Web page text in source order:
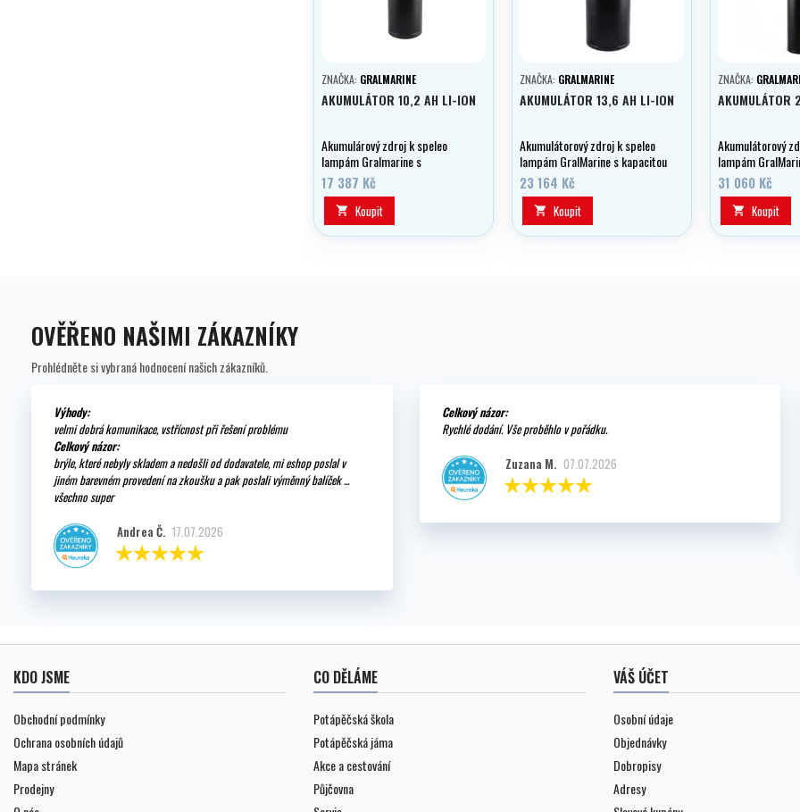
ZNAČKA: GRALMARINE
AKUMULÁTOR 10,2 AH LI-ION
Akumulárový zdroj k speleo
lampám Gralmarine s
kapacitou 10,2 Ah, bez
paměťového efektu, Li-Ion
17 387 Kč
 Koupit
ZNAČKA: GRALMARINE
AKUMULÁTOR 13,6 AH LI-ION
Akumulátorový zdroj k speleo
lampám GralMarine s kapacitou
13,6 Ah, bez paměťového
efektu, Li-Ion.
23 164 Kč
 Koupit
ZNAČKA:
Akumulátorový
lampám
23,8 Ah, bez
efektu, Li-Ion.
31 060 Kč
 Koupit
OVĚŘENO NAŠIMI ZÁKAZNÍKY
Prohlédněte si vybraná hodnocení našich zákazníků.
Výhody:
velmi dobrá komunikace, vstřícnost při řešení problému
Celkový názor:
brýle, které nebyly skladem a nedošli od dodavatele, mi eshop poslal v
jiném barevném provedení na zkoušku a pak poslali výměnný balíček ...
všechno super
Andrea Č. 17.07.2026
Celkový názor:
Rychlé dodání. Vše proběhlo v pořádku.
Zuzana M. 07.07.2026
KDO JSME
Obchodní podmínky
Ochrana osobních údajů
Mapa stránek
Prodejny
CO DĚLÁME
Potápěčská škola
Potápěčská jáma
Akce a cestování
Půjčovna
VÁŠ ÚČET
Osobní údaje
Objednávky
Dobropisy
Adresy